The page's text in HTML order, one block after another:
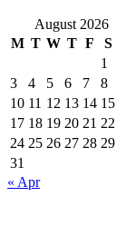
August 2026
M T W T F S
1
3
4 5 6 7 8
10 11 12 13 14 15
17 18 19 20 21 22
24 25 26 27 28 29
31
« Apr